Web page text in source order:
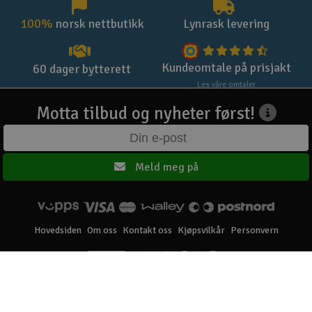
100% norsk nettbutikk Lynrask levering
60 dager bytterett Kundeomtale på prisjakt
Les våre omtaler
Motta tilbud og nyheter først!
Meld meg på
Hovedsiden Om oss Kontakt oss Kjøpsvilkår Personvern